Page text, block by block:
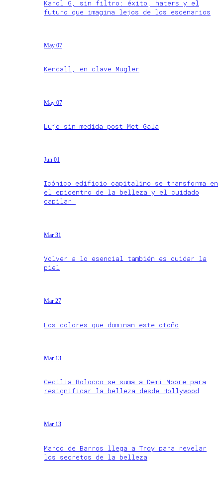
Karol G, sin filtro: éxito, haters y el
futuro que imagina lejos de los escenarios
May 07
Kendall, en clave Mugler
May 07
Lujo sin medida post Met Gala
Jun 01
Icónico edificio capitalino se transforma en
el epicentro de la belleza y el cuidado
capilar
Mar 31
Volver a lo esencial también es cuidar la
piel
Mar 27
Los colores que dominan este otoño
Mar 13
Cecilia Bolocco se suma a Demi Moore para
resignificar la belleza desde Hollywood
Mar 13
Marco de Barros llega a Troy para revelar
los secretos de la belleza